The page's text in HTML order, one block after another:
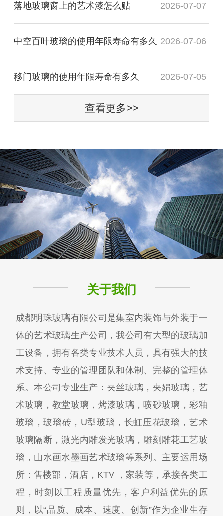
落地玻璃窗上的艺术漆怎么贴 2026-07-07
中空百叶玻璃的使用年限寿命有多久 2026-07-06
移门玻璃的使用年限寿命有多久 2026-07-05
查看更多>>
关于我们
成都明珠玻璃有限公司是集室内装饰与外装于一
体的艺术玻璃生产公司，我公司有大型的玻璃加
工设备，拥有各类专业技术人员，具有强大的技
术支持、专业的管理团队和体制、完整的管理体
系。本公司专业生产：夹丝玻璃，夹娟玻璃，艺
术玻璃，教堂玻璃，烤漆玻璃，喷砂玻璃，彩釉
玻璃，玻璃砖，U型玻璃，长虹压花玻璃，艺术
玻璃隔断，激光内雕发光玻璃，雕刻雕花工艺玻
璃，山水画水墨画艺术玻璃等系列。主要运用场
所：售楼部，酒店，KTV ，家装等，承接各类工
程，时刻以工程质量优先，客户利益优先的原
则，以“品质、成本、速度、创新”作为企业生存